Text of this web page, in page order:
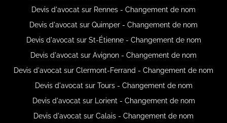
Devis d'avocat sur Rennes - Changement de nom
Devis d'avocat sur Quimper - Changement de nom
Devis d'avocat sur St-Étienne - Changement de nom
Devis d'avocat sur Avignon - Changement de nom
Devis d'avocat sur Clermont-Ferrand - Changement de nom
Devis d'avocat sur Tours - Changement de nom
Devis d'avocat sur Lorient - Changement de nom
Devis d'avocat sur Calais - Changement de nom